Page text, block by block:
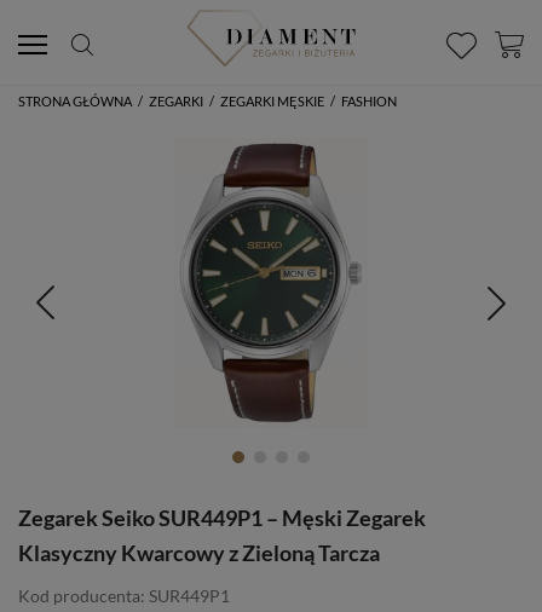
STRONA GŁÓWNA / ZEGARKI / ZEGARKI MĘSKIE / FASHION
Zegarek Seiko SUR449P1 – Męski Zegarek
Klasyczny Kwarcowy z Zieloną Tarcza
Kod producenta: SUR449P1